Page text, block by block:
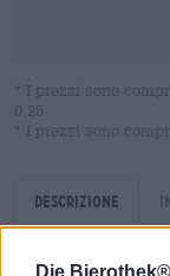
Die
* I prezzi sono
0,25
* I prezzi sono
Descrizione